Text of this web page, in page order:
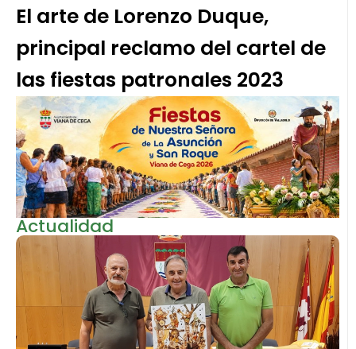
El arte de Lorenzo Duque,
principal reclamo del cartel de
las fiestas patronales 2023
Actualidad